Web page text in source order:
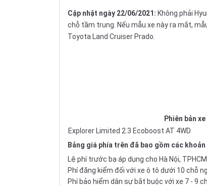
Cập nhật ngày 22/06/2021: Không phải
chỗ tầm trung. Nếu mẫu xe này ra mắt,
Toyota Land Cruiser Prado.
Phiên bản xe
Explorer Limited 2.3 Ecoboost AT 4WD
Bảng giá phía trên đã bao gồm các khoản
Lệ phí trước bạ áp dụng cho Hà Nội,
Phí đăng kiểm đối với xe ô tô dưới 10 chỗ
Phí bảo hiểm dân sự bắt buộc với xe 7 - 9